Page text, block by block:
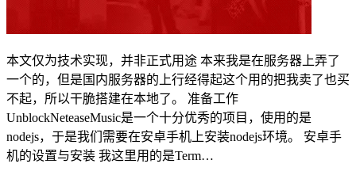
本文仅为技术实现，并非正式用途 本来我是在服务器上弄了
一个的，但是国内服务器的上行经得起这个用的把我卖了也买
不起，所以干脆搭建在本地了。 准备工作
UnblockNeteaseMusic是一个十分优秀的项目，使用的是
nodejs，于是我们需要在安卓手机上安装nodejs环境。 安卓手
机的设置与安装 我这里用的是Term…